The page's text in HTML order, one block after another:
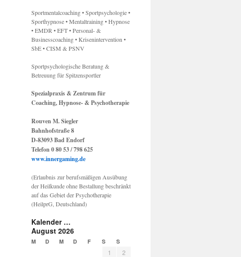
Sportmentalcoaching • Sportpsychologie •
Sporthypnose • Mentaltraining • Hypnose
• EMDR • EFT • Personal- &
Businesscoaching • Krisenintervention •
SbE • CISM & PSNV
Sportpsychologische Beratung &
Betreuung für Spitzensportler
Spezialpraxis & Zentrum für
Coaching, Hypnose- & Psychotherapie
Rouven M. Siegler
Bahnhofstraße 8
D-83093 Bad Endorf
Telefon 0 80 53 / 798 625
www.innergaming.de
(Erlaubnis zur berufsmäßigen Ausübung
der Heilkunde ohne Bestallung beschränkt
auf das Gebiet der Psychotherapie
(HeilprG, Deutschland)
Kalender …
August 2026
M D M D F S S
1
2